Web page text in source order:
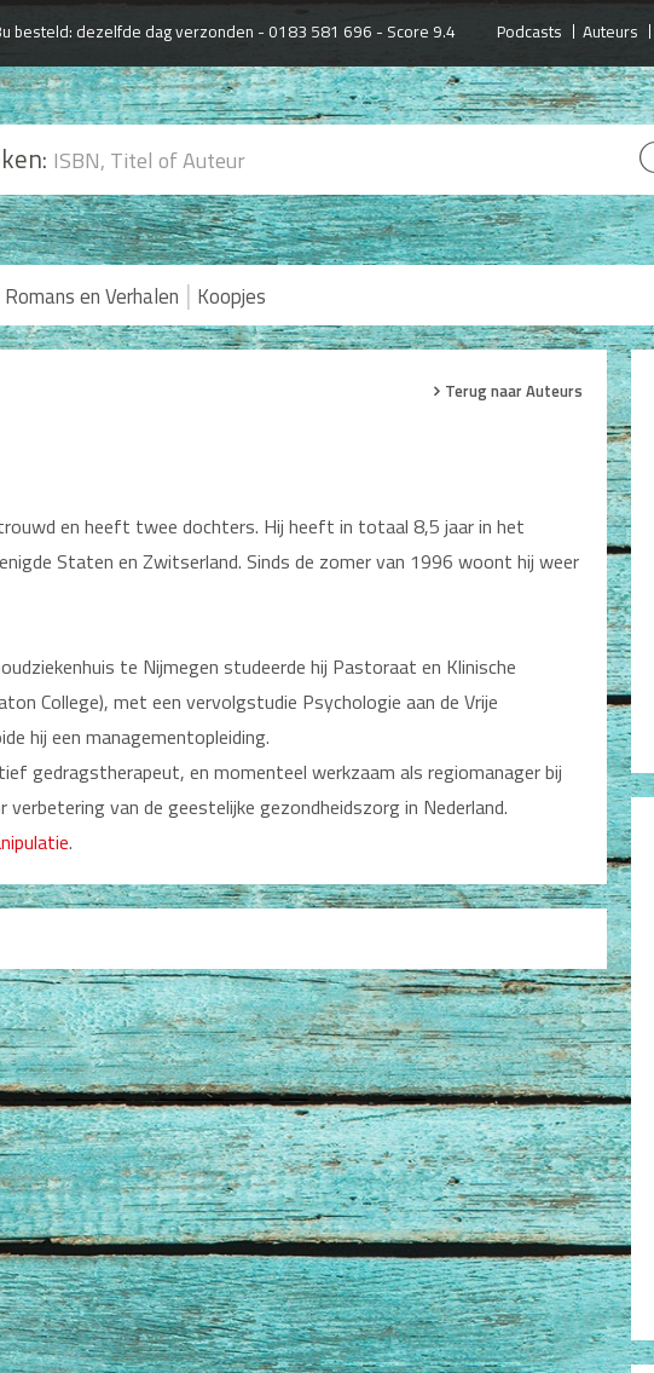
besteld: dezelfde dag verzonden - 0183 581 696 - Score 9.4 Podcasts Auteurs
Romans en Verhalen | Koopjes
Terug naar Auteurs
en heeft twee dochters. Hij heeft in totaal 8,5 jaar in het
Staten en Zwitserland. Sinds de zomer van 1996 woont hij weer
te Nijmegen studeerde hij Pastoraat en Klinische
College), met een vervolgstudie Psychologie aan de Vrije
hij een managementopleiding.
gedragstherapeut, en momenteel werkzaam als regiomanager bij
van de geestelijke gezondheidszorg in Nederland.
.